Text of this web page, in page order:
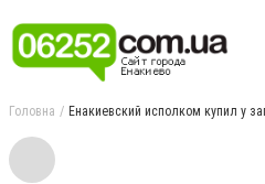
Головна Енакиевский исполком купил у